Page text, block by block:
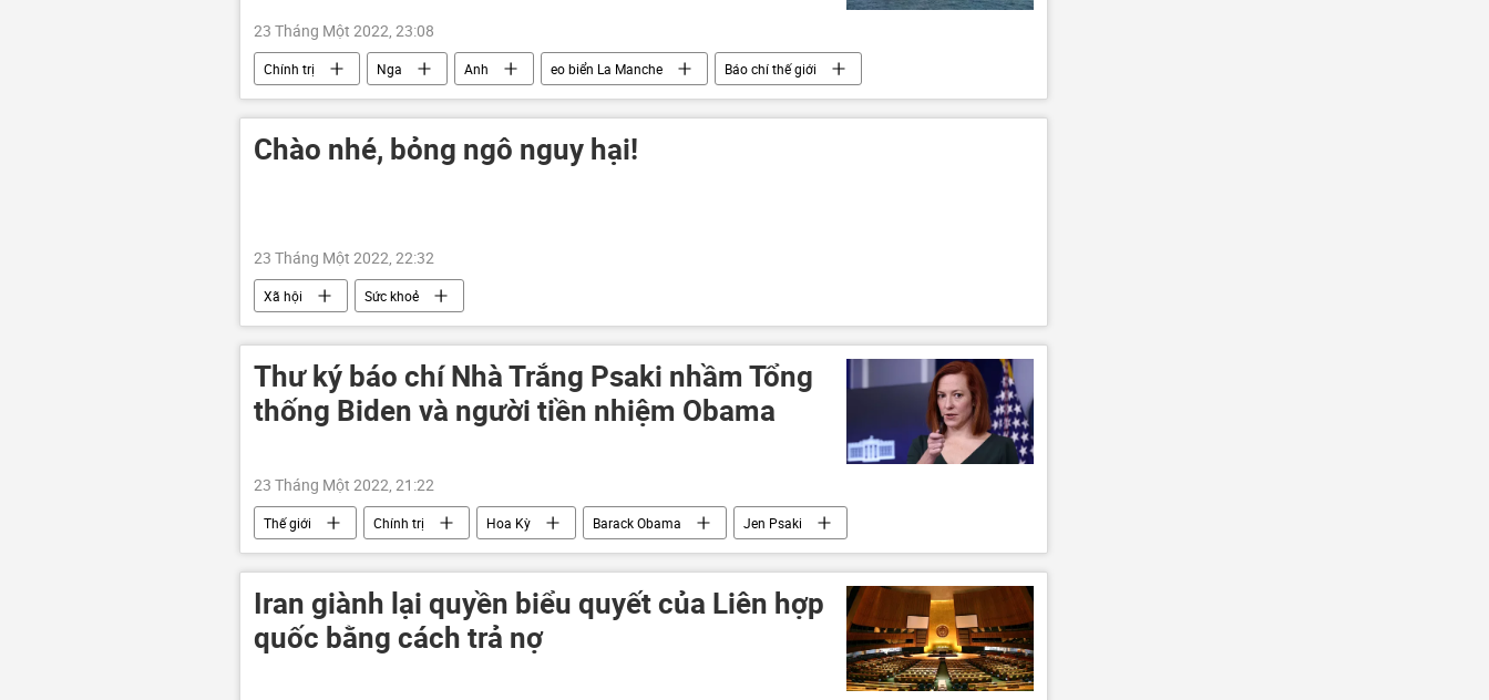
23 Tháng Một 2022, 23:08
Chính trị Nga Anh eo biển La Manche Báo chí thế giới
Chào nhé, bỏng ngô nguy hại!
23 Tháng Một 2022, 22:32
Xã hội Sức khoẻ
Thư ký báo chí Nhà Trắng Psaki nhầm Tổng
thống Biden và người tiền nhiệm Obama
23 Tháng Một 2022, 21:22
Thế giới Chính trị Hoa Kỳ Barack Obama
Jen Psaki
Joe Biden
Iran giành lại quyền biểu quyết của Liên hợp
quốc bằng cách trả nợ